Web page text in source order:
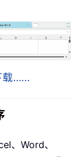
载……
、Word、